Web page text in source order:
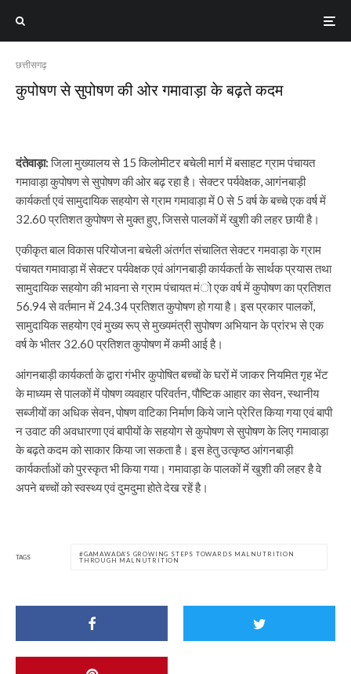
छत्तीसगढ़
कुपोषण से सुपोषण की ओर गमावाड़ा के बढ़ते कदम
दंतेवाड़ा:जिला मुख्यालय से 15 किलोमीटर बचेली मार्ग में बसाहट ग्राम पंचायत
गमावाड़ा कुपोषण से सुपोषण की ओर बढ़ रहा है। सेक्टर पर्यवेक्षक, आगंनबाड़ी
कार्यकर्ता एवं सामुदायिक सहयोग से ग्राम गमावाड़ा में 0 से 5 वर्ष के बच्चे एक वर्ष में
32.60 प्रतिशत कुपोषण से मुक्त हुए, जिससे पालकों में खुशी की लहर छायी है।
एकीकृत बाल विकास परियोजना बचेली अंतर्गत संचालित सेक्टर गमवाड़ा के ग्राम
पंचायत गमावाड़ा में सेक्टर पर्यवेक्षक एवं आंगनबाड़ी कार्यकर्ता के सार्थक प्रयास तथा
सामुदायिक सहयोग की भावना से ग्राम पंचायत मंो एक वर्ष में कुपोषण का प्रतिशत
56.94 से वर्तमान में 24.34 प्रतिशत कुपोषण हो गया है। इस प्रकार पालकों,
सामुदायिक सहयोग एवं मुख्य रूप् से मुख्यमंत्री सुपोषण अभियान के प्रांरभ से एक
वर्ष के भीतर 32.60 प्रतिशत कुपोषण में कमी आई है।
आंगनबाड़ी कार्यकर्ता के द्वारा गंभीर कुपोषित बच्चों के घरों में जाकर नियमित गृह भेंट
के माध्यम से पालकों में पोषण व्यवहार परिवर्तन, पौष्टिक आहार का सेवन, स्थानीय
सब्जीयों का अधिक सेवन, पोषण वाटिका निर्माण किये जाने प्रेरित किया गया एवं बापी
न उवाट की अवधारणा एवं बापीयों के सहयोग से कुपोषण से सुपोषण के लिए गमावाड़ा
के बढ़ते कदम को साकार किया जा सकता है। इस हेतु उत्कृष्ठ आंगनबाड़ी
कार्यकर्ताओं को पुरस्कृत भी किया गया। गमावाड़ा के पालकों में खुशी की लहर है वे
अपने बच्चों को स्वस्थ्य एवं दुमदुमा होते देख रहें है।
TAGS
GAMAWADA'S GROWING STEPS TOWARDS MALNUTRITION
THROUGH MALNUTRITION